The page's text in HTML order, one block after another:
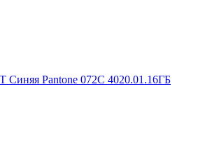
Pantone 072C 4020.01.16ГБ